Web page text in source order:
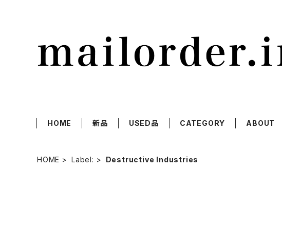
HOME 新品 USED品 CATEGORY ABOUT
HOME Label: Destructive Industries